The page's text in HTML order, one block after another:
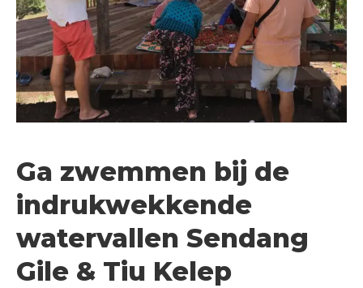
Ga zwemmen bij de
indrukwekkende
watervallen Sendang
Gile & Tiu Kelep